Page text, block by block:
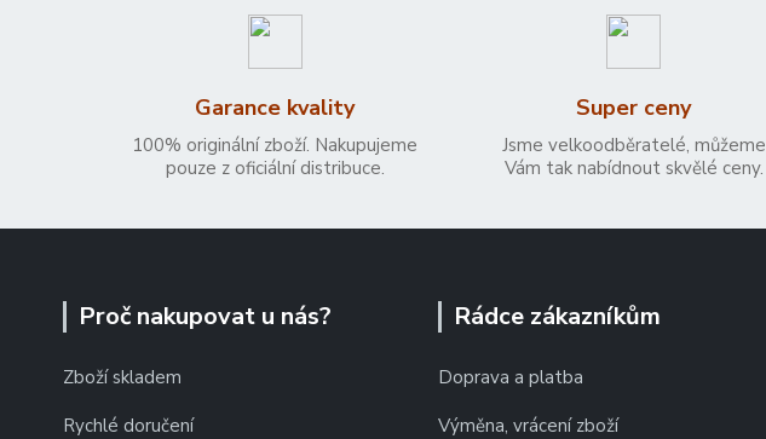
Garance kvality
100% originální zboží. Nakupujeme
pouze z oficiální distribuce.
Super ceny
Jsme velkoodběratelé, můžeme
Vám tak nabídnout skvělé ceny.
Proč nakupovat u nás?
Zboží skladem
Rychlé doručení
Rádce zákazníkům
Doprava a platba
Výměna, vrácení zboží